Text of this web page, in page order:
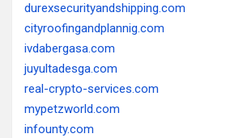
durexsecurityandshipping.com
cityroofingandplannig.com
ivdabergasa.com
juyultadesga.com
real-crypto-services.com
mypetzworld.com
infounty.com